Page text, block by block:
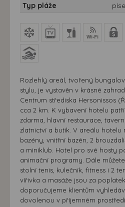
Typ pláže
Rozlehlý areál, tvořený
stylu, je vystavěn v krásné
Centrum střediska Hersonissos
cca 2 km. K vybavení hotelu
zdarma, hlavní restaurace,
zlatnictví a butik. V areálu hotelu
bazény, vnitřní bazén, 2
a miniklub. Hotel pro své hosty
animační programy. Dále
stolní tenis, kulečník, fitness i 2
vířivka a masáže jsou za
doporučujeme klientům
dovolenou v příjemném